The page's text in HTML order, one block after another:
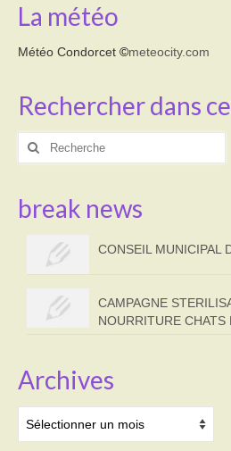
La météo
Météo Condorcet ©meteocity.com
Rechercher dans
Rechercher
break news
CONSEIL MUNICIPAL
CAMPAGNE
NOURRITURE CHATS
Archives